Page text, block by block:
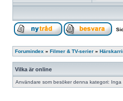
Forumindex » Filmer & TV-serier »
Vilka är online
Användare som besöker denna kategori: